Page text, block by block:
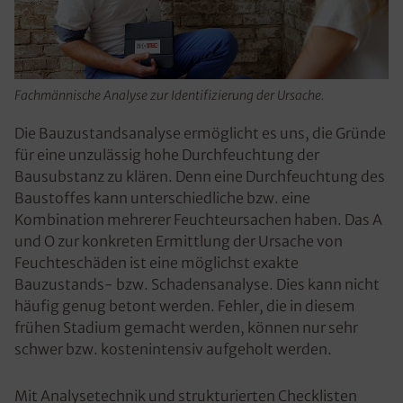
Fachmännische Analyse zur Identifizierung der Ursache.
Die Bauzustandsanalyse ermöglicht es uns, die Gründe
für eine unzulässig hohe Durchfeuchtung der
Bausubstanz zu klären. Denn eine Durchfeuchtung des
Baustoffes kann unterschiedliche bzw. eine
Kombination mehrerer Feuchteursachen haben. Das A
und O zur konkreten Ermittlung der Ursache von
Feuchteschäden ist eine möglichst exakte
Bauzustands- bzw. Schadensanalyse. Dies kann nicht
häufig genug betont werden. Fehler, die in diesem
frühen Stadium gemacht werden, können nur sehr
schwer bzw. kostenintensiv aufgeholt werden.
Mit Analysetechnik und strukturierten Checklisten